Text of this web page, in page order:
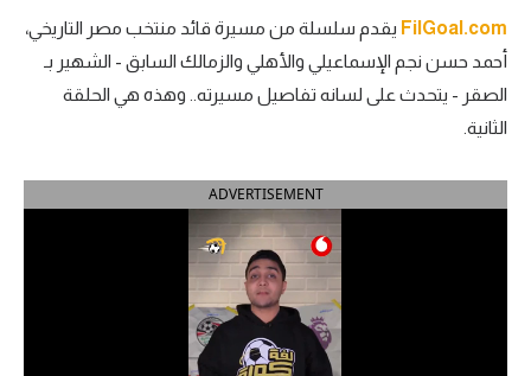
الدوري الإسباني
الدوري السعودي للمحترفين
FilGoal.com يقدم سلسلة من مسيرة قائد منتخب مصر التاريخي،
أحمد حسن نجم الإسماعيلي والأهلي والزمالك السابق - الشهير بـ
الصقر - يتحدث على لسانه تفاصيل مسيرته.. وهذه هي الحلقة
الثانية.
ADVERTISEMENT